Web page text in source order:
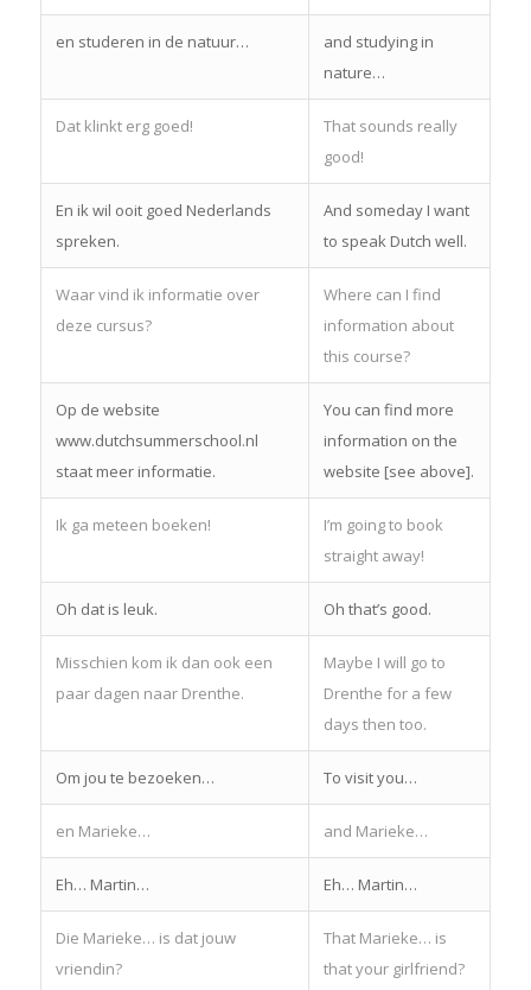
en studeren in de natuur…
and studying in
nature…
Dat klinkt erg goed!
That sounds really
good!
En ik wil ooit goed Nederlands
spreken.
And someday I want
to speak Dutch well.
Waar vind ik informatie over
deze cursus?
Where can I find
information about
this course?
Op de website
www.dutchsummerschool.nl
staat meer informatie.
You can find more
information on the
website [see above].
Ik ga meteen boeken!
I’m going to book
straight away!
Oh dat is leuk. Oh that’s good.
Misschien kom ik dan ook een
paar dagen naar Drenthe.
Maybe I will go to
Drenthe for a few
days then too.
Om jou te bezoeken… To visit you…
en Marieke… and Marieke…
Eh… Martin… Eh… Martin…
Die Marieke… is dat jouw
vriendin?
That Marieke… is
that your girlfriend?